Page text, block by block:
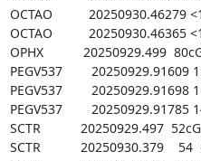
OCTAO          20250930.46279
OCTAO          20250930.46365
OPHX           20250929.499
PEGV537        20250929.91609
PEGV537        20250929.91698
PEGV537        20250929.91785
SCTR           20250929.497
SCTR           20250930.379    54